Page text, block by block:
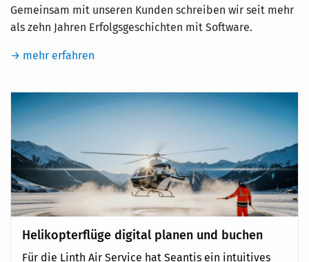
Gemeinsam mit unseren Kunden schreiben wir seit mehr
als zehn Jahren Erfolgsgeschichten mit Software.
→ mehr erfahren
Helikopterflüge digital planen und buchen
Für die Linth Air Service hat Seantis ein intuitives